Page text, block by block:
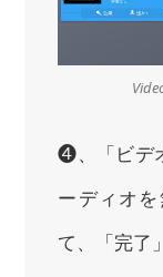
❹、「ビデ
ーディオ
て、「完了